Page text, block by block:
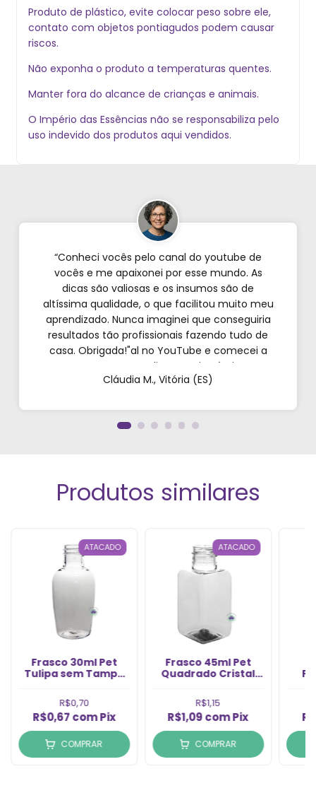
Produto de plástico, evite colocar peso sobre ele,
contato com objetos pontiagudos podem causar
riscos.
Não exponha o produto a temperaturas quentes.
Manter fora do alcance de crianças e animais.
O Império das Essências não se responsabiliza pelo
uso indevido dos produtos aqui vendidos.
“Conheci vocês pelo canal do youtube de
vocês e me apaixonei por esse mundo. As
dicas são valiosas e os insumos são de
altíssima qualidade, o que facilitou muito meu
aprendizado. Nunca imaginei que conseguiria
resultados tão profissionais fazendo tudo de
casa. Obrigada!"al no YouTube e comecei a
testar em casa. As dicas são incríveis e os
produtos são exatamente como mostram nos
perfumes!”
Cláudia M., Vitória (ES)
Produtos similares
ATACADO
Frasco 30ml Pet
Tulipa sem Tampa
R$0,70
R$0,67comPix
COMPRAR
ATACADO
Frasco 45ml Pet
Quadrado Cristal
20/410 (1un)
R$1,15
R$1,09comPix
COMPRAR